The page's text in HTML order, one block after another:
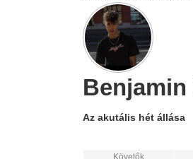
Az akutális hét állása
Követők